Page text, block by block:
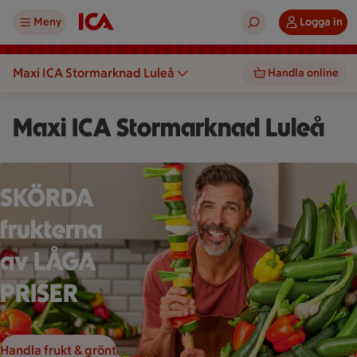
Meny Logga in
Maxi ICA Stormarknad Luleå Handla online
Maxi ICA Stormarknad Luleå
En person håller ett grönsaksspett framför en stor hög med
SKÖRDA
frukterna
av LÅGA
PRISER
Handla frukt & grönt